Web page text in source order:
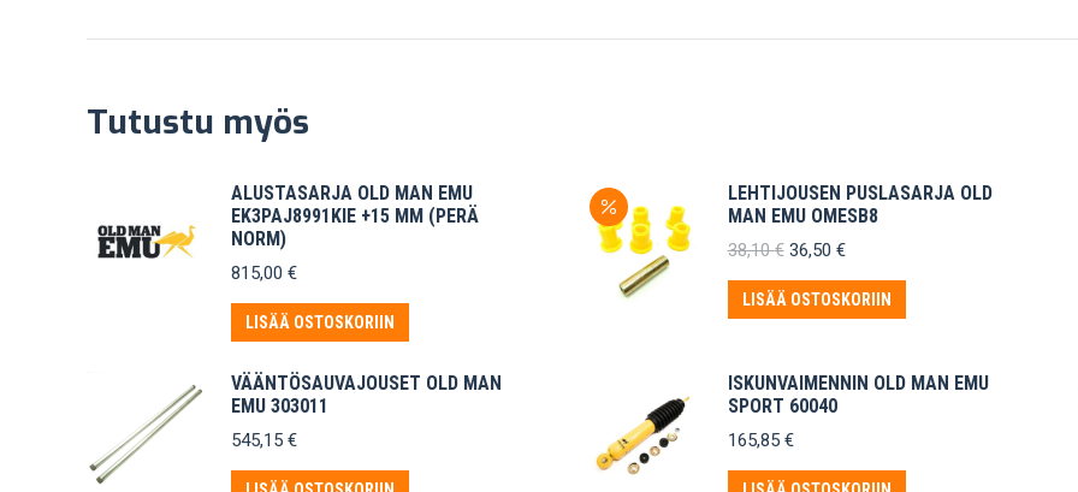
Tutustu myös
ALUSTASARJA OLD MAN EMU
EK3PAJ8991KIE +15 MM (PERÄ
NORM)
815,00 €
LISÄÄ OSTOSKORIIN
LEHTIJOUSEN PUSLASARJA OLD
MAN EMU OMESB8
38,10€ Alkuperäinen
oli:
38,10 €.
36,50 €Nykyinen
on:
36,50 €.
LISÄÄ OSTOSKORIIN
VÄÄNTÖSAUVAJOUSET OLD MAN
EMU 303011
545,15 €
ISKUNVAIMENNIN OLD MAN EMU
SPORT 60040
165,85 €